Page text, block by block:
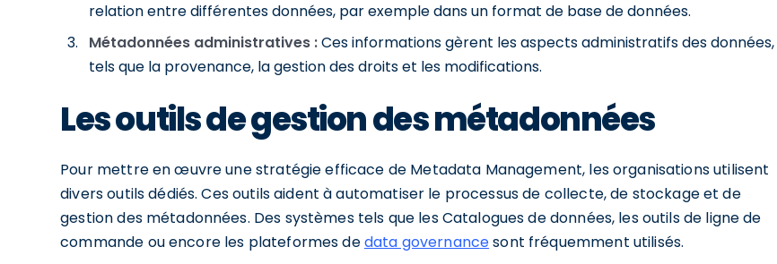
relation entre différentes données, par exemple dans un format de base de données.
Métadonnées administratives :Ces informations gèrent les aspects administratifs des données,
tels que la provenance, la gestion des droits et les modifications.
Les outils de gestion des métadonnées
Pour mettre en œuvre une stratégie efficace de Metadata Management, les organisations utilisent
divers outils dédiés. Ces outils aident à automatiser le processus de collecte, de stockage et de
gestion des métadonnées. Des systèmes tels que les Catalogues de données, les outils de ligne de
commande ou encore les plateformes dedata governancesont fréquemment utilisés.